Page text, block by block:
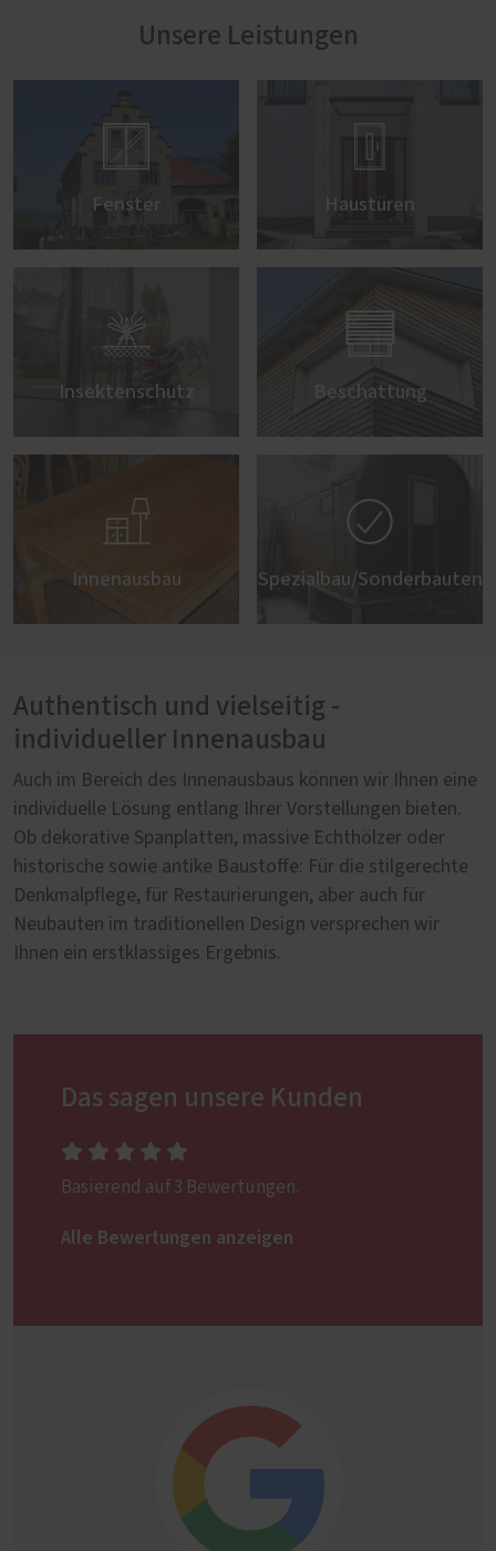
Unsere Leistungen

Fenster

Haustüren

Insektenschutz

Beschattung

Innenausbau

Spezialbau/Sonderbauten
Authentisch und vielseitig -
individueller Innenausbau
Auch im Bereich des Innenausbaus können wir Ihnen eine
individuelle Lösung entlang Ihrer Vorstellungen bieten.
Ob dekorative Spanplatten, massive Echthölzer oder
historische sowie antike Baustoffe: Für die stilgerechte
Denkmalpflege, für Restaurierungen, aber auch für
Neubauten im traditionellen Design versprechen wir
Ihnen ein erstklassiges Ergebnis.
Das sagen unsere Kunden
Basierend auf 3 Bewertungen.
Alle Bewertungen anzeigen